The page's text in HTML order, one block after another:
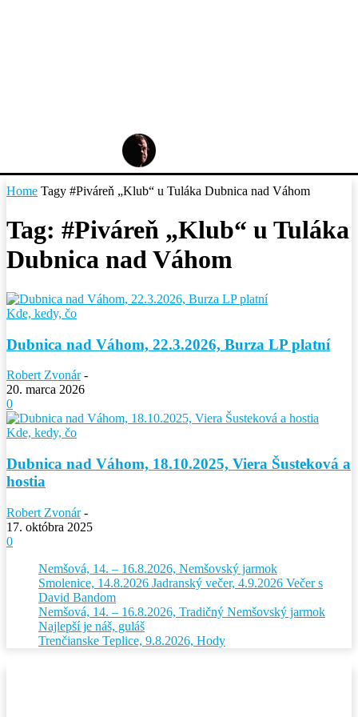
Home Tagy #Piváreň „Klub“ u Tuláka Dubnica nad Váhom
Tag: #Piváreň „Klub“ u Tuláka
Dubnica nad Váhom
Kde, kedy, čo
Dubnica nad Váhom, 22.3.2026, Burza LP platní
Robert Zvonár -
20. marca 2026
0
Kde, kedy, čo
Dubnica nad Váhom, 18.10.2025, Viera Šusteková a
hostia
Robert Zvonár -
17. októbra 2025
0
Nemšová, 14. – 16.8.2026, Nemšovský jarmok
Smolenice, 14.8.2026 Jadranský večer, 4.9.2026 Večer s
David Bandom
Nemšová, 14. – 16.8.2026, Tradičný Nemšovský jarmok
Najlepší je náš, guláš
Trenčianske Teplice, 9.8.2026, Hody